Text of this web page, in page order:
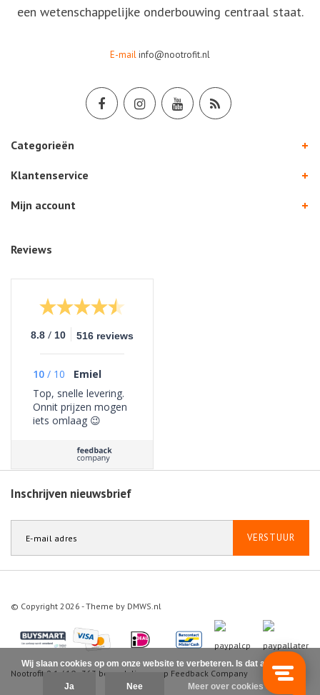
een wetenschappelijke onderbouwing centraal staat.
E-mailinfo@nootrofit.nl
Categorieën
Klantenservice
Mijn account
Reviews
8.8 / 10 516 reviews
10 / 10
Emiel
Top, snelle levering.
Onnit prijzen mogen
iets omlaag 😉
Inschrijven nieuwsbrief
VERSTUUR
© Copyright 2026 - Theme by DMWS.nl
Nootrofit 9.1 / 10 363 beoordelingen op Feedback Company
Wij slaan cookies op om onze website te verbeteren. Is dat akkoord?
Ja Nee Meer over cookies »